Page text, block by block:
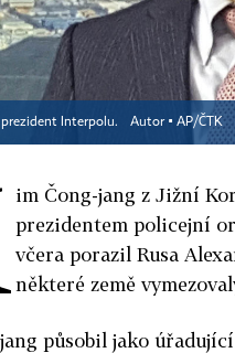
prezident Interpolu. Autor ▪ AP/ČTK
im Čong-jang z Jižní
prezidentem policejní
včera porazil Rusa
některé země
působil jako